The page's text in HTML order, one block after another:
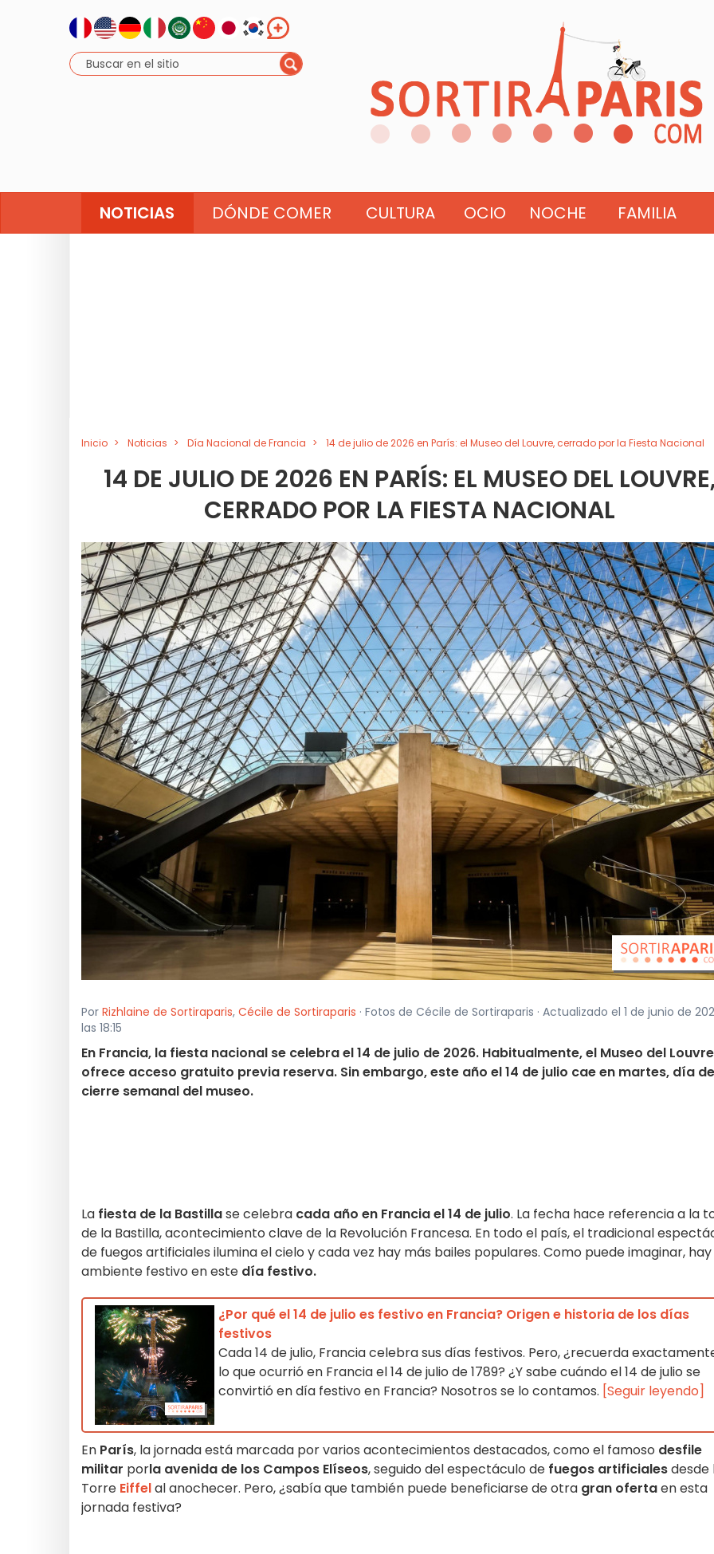
NOTICIAS DÓNDE COMER CULTURA OCIO NOCHE FAMILIA
Inicio Noticias Día Nacional de Francia 14 de julio de 2026 en París: el Museo del Louvre, cerrado por la Fiesta Nacional
14 DE JULIO DE 2026 EN PARÍS: EL MUSEO DEL
CERRADO POR LA FIESTA NACIONAL
Por Rizhlaine de Sortiraparis, Cécile de Sortiraparis · Fotos de Cécile de Sortiraparis · Actualizado el 1 de junio de
las 18:15
En Francia, la fiesta nacional se celebra el 14 de julio de 2026. Habitualmente, el Museo del Louvre
ofrece acceso gratuito previa reserva. Sin embargo, este año el 14 de julio cae en martes, día de
cierre semanal del museo.
La fiesta de la Bastillase celebra cada año en Francia el 14 de julio. La fecha hace referencia a la
de la Bastilla, acontecimiento clave de la Revolución Francesa. En todo el país, el tradicional
de fuegos artificiales ilumina el cielo y cada vez hay más bailes populares. Como puede imaginar, hay
ambiente festivo en este día festivo.
¿Por qué el 14 de julio es festivo en Francia? Origen e historia de los días
festivos
Cada 14 de julio, Francia celebra sus días festivos. Pero, ¿recuerda
lo que ocurrió en Francia el 14 de julio de 1789? ¿Y sabe cuándo el 14 de julio se
convirtió en día festivo en Francia? Nosotros se lo contamos. [Seguir leyendo]
En París, la jornada está marcada por varios acontecimientos destacados, como el famoso desfile
militar porla avenida de los Campos Elíseos, seguido del espectáculo de fuegos artificialesdesde
Torre Eiffelal anochecer. Pero, ¿sabía que también puede beneficiarse de otra gran ofertaen esta
jornada festiva?